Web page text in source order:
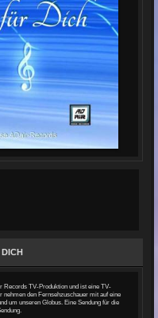
Records TV-Produktion und ist eine TV-
den Fernsehzuschauer mit auf eine
um unseren Globus. Eine Sendung für die